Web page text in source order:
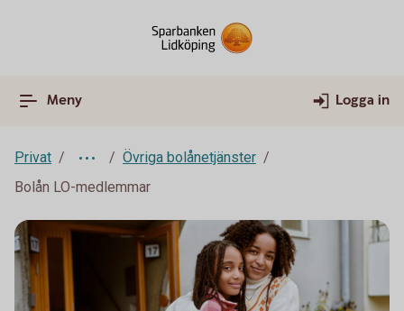
Meny Logga in
Privat
Övriga bolånetjänster
Bolån LO-medlemmar